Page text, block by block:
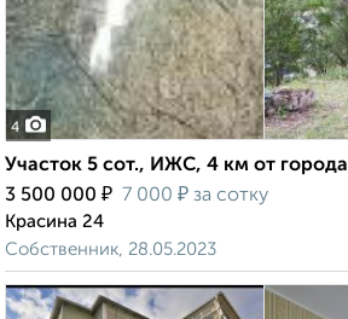
4
Участок 5 сот., ИЖС, 4 км от города
3 500 000 ₽ 7 000 ₽ за сотку
Красина 24
Собственник, 28.05.2023